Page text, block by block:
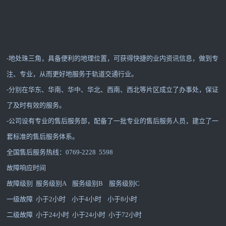
-地处珠三角，具备便利的地理位置，可获得快捷的业内资讯信息，做到专
注、专业，从而更好地服务于轨道交通行业。
-分别在华东、华南、华中、华北、西南、西北等片区成立了办事处，保证
了及时有效的服务。
-公司设有专业的售后服务部，配备了一批专业的售后服务人员，建立了一
套标准的售后服务体系。
全国售后服务热线：0769-2228 5598
故障响应时间
故障级别 服务级别A 服务级别B 服务级别C
一级故障 小于2小时 小于4小时 小于8小时
二级故障 小于24小时 小于24小时 小于72小时